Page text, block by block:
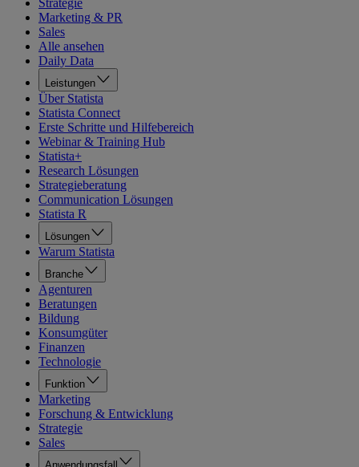
Strategie
Marketing & PR
Sales
Alle ansehen
Daily Data
Leistungen
Über Statista
Statista Connect
Erste Schritte und Hilfebereich
Webinar & Training Hub
Statista+
Research Lösungen
Strategieberatung
Communication Lösungen
Statista R
Lösungen
Warum Statista
Branche
Agenturen
Beratungen
Bildung
Konsumgüter
Finanzen
Technologie
Funktion
Marketing
Forschung & Entwicklung
Strategie
Sales